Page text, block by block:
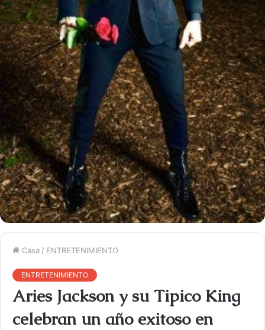
Casa / ENTRETENIMIENTO
ENTRETENIMIENTO
Aries Jackson y su Tipico King
celebran un año exitoso en